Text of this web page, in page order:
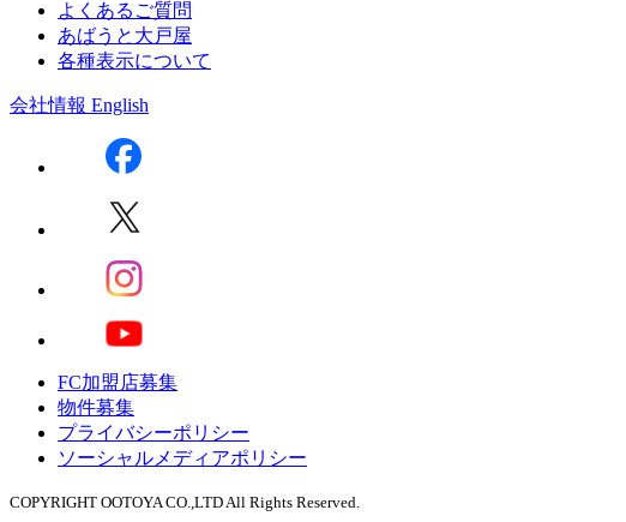
よくあるご質問
あばうと大戸屋
各種表示について
会社情報 English
FC加盟店募集
物件募集
プライバシーポリシー
ソーシャルメディアポリシー
COPYRIGHT OOTOYA CO.,LTD All Rights Reserved.